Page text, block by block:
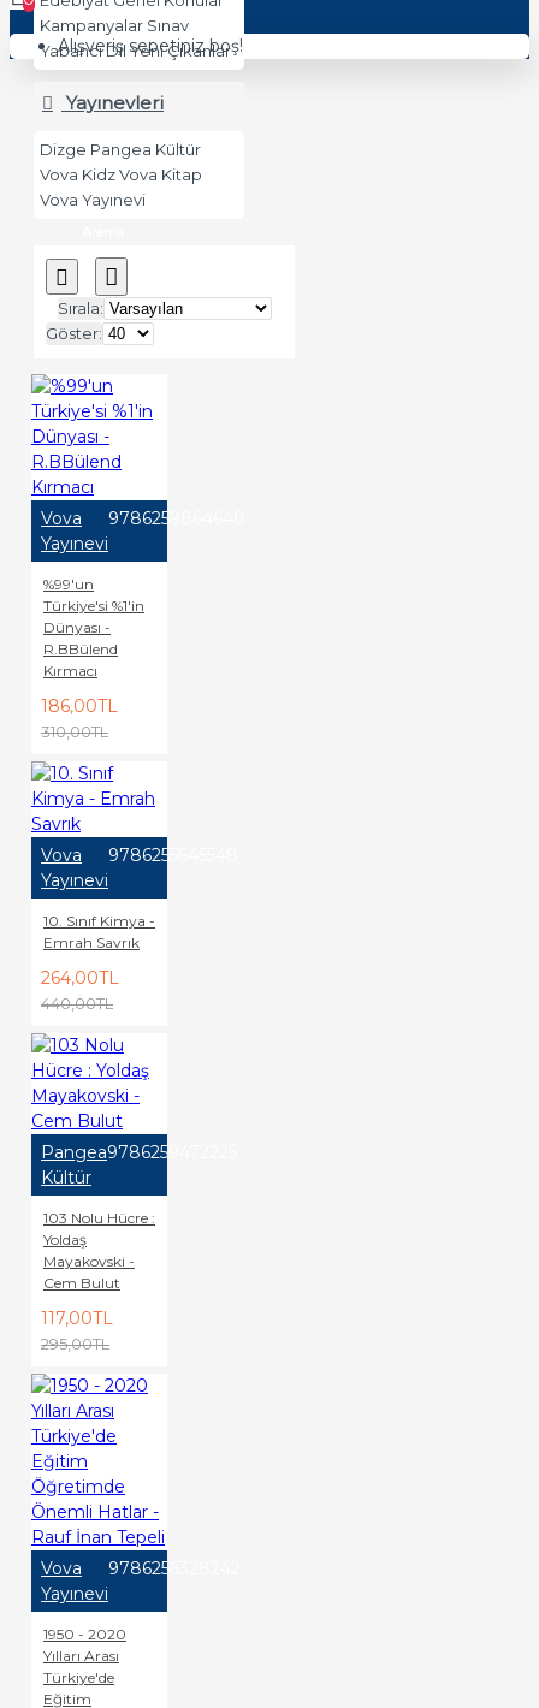
Alışveriş sepetiniz boş!
Kampanyalar Sınav
Yabancı Dil Yeni Çıkanlar
Yayınevleri
Dizge Pangea Kültür
Vova KidzVova Kitap
Vova Yayınevi
Sırala:
Göster:
Vova
Yayınevi
9786259864648
%99'un
Türkiye'si %1'in
Dünyası -
R.BBülend
Kırmacı
186,00TL
310,00TL
Vova
Yayınevi
9786255645548
10. Sınıf Kimya -
Emrah Savrık
264,00TL
440,00TL
Pangea
Kültür
9786259472225
103 Nolu Hücre :
Yoldaş
Mayakovski -
Cem Bulut
117,00TL
295,00TL
Vova
Yayınevi
9786256328242
1950 - 2020
Yılları Arası
Türkiye'de
Eğitim